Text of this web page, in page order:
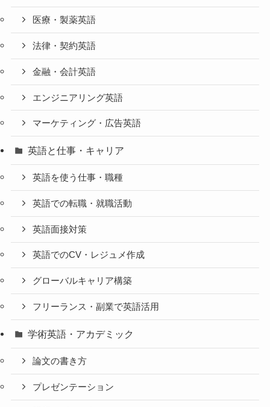
医療・製薬英語
法律・契約英語
金融・会計英語
エンジニアリング英語
マーケティング・広告英語
英語と仕事・キャリア
英語を使う仕事・職種
英語での転職・就職活動
英語面接対策
英語でのCV・レジュメ作成
グローバルキャリア構築
フリーランス・副業で英語活用
学術英語・アカデミック
論文の書き方
プレゼンテーション